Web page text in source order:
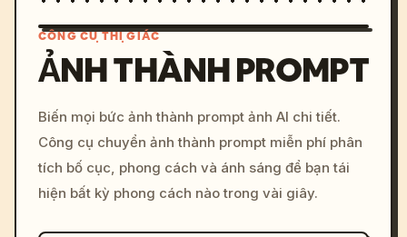
c, cyberpunk sunset, neon
colors, 8k --v 6.0
CÔNG CỤ THỊ GIÁC
ẢNH THÀNH PROMPT
Biến mọi bức ảnh thành prompt ảnh AI chi tiết.
Công cụ chuyển ảnh thành prompt miễn phí phân
tích bố cục, phong cách và ánh sáng để bạn tái
hiện bất kỳ phong cách nào trong vài giây.